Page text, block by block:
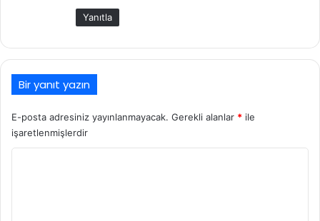
Yanıtla
Bir yanıt yazın
E-posta adresiniz yayınlanmayacak. Gerekli alanlar * ile
işaretlenmişlerdir